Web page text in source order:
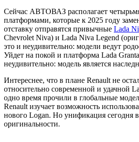
Сейчас АВТОВАЗ располагает
платформами, которые к 2025 году
отставку отправятся привычные Lada
Chevrolet Niva) и Lada Niva Legend
это и неудивительно: модели ведут
Уйдет на покой и платформа Lada
неудивительно: модель является
Интереснее, что в плане Renault не
относительно современной и удачной
одно время прочили в глобальные
Renault изучает возможность
нового Logan. Но унификация сегодня
оригинальности.